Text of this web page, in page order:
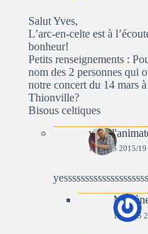
Salut Yves,
L’arc-en-celte est à
bonheur!
Petits renseignements :
nom des 2 personnes qui
notre concert du 14 mars
Thionville?
Bisous celtiques
yves
1 MARS 2015/
1 MARS